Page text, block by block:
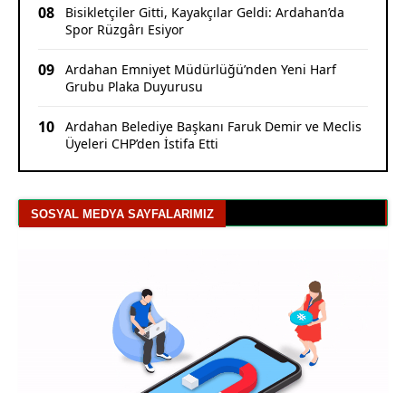
08
Bisikletçiler Gitti, Kayakçılar Geldi: Ardahan’da
Spor Rüzgârı Esiyor
09
Ardahan Emniyet Müdürlüğü’nden Yeni Harf
Grubu Plaka Duyurusu
10
Ardahan Belediye Başkanı Faruk Demir ve Meclis
Üyeleri CHP’den İstifa Etti
SOSYAL MEDYA SAYFALARIMIZ